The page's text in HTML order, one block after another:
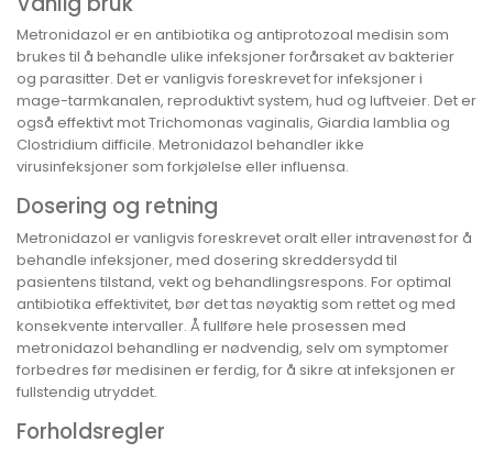
Metronidazol er en antibiotika og antiprotozoal medisin som
brukes til å behandle ulike infeksjoner forårsaket av bakterier
og parasitter. Det er vanligvis foreskrevet for infeksjoner i
mage-tarmkanalen, reproduktivt system, hud og luftveier. Det er
også effektivt mot Trichomonas vaginalis, Giardia lamblia og
Clostridium difficile. Metronidazol behandler ikke
virusinfeksjoner som forkjølelse eller influensa.
Dosering og retning
Metronidazol er vanligvis foreskrevet oralt eller intravenøst for å
behandle infeksjoner, med dosering skreddersydd til
pasientens tilstand, vekt og behandlingsrespons. For optimal
antibiotika effektivitet, bør det tas nøyaktig som rettet og med
konsekvente intervaller. Å fullføre hele prosessen med
metronidazol behandling er nødvendig, selv om symptomer
forbedres før medisinen er ferdig, for å sikre at infeksjonen er
fullstendig utryddet.
Forholdsregler